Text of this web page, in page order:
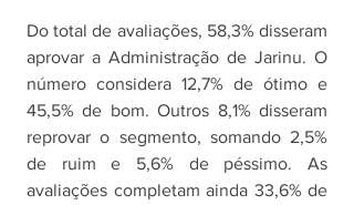
Do total de avaliações, 58,3% disseram
aprovar a Administração de Jarinu. O
número considera 12,7% de ótimo e
45,5% de bom. Outros 8,1% disseram
reprovar o segmento, somando 2,5%
de ruim e 5,6% de péssimo. As
avaliações completam ainda 33,6% de